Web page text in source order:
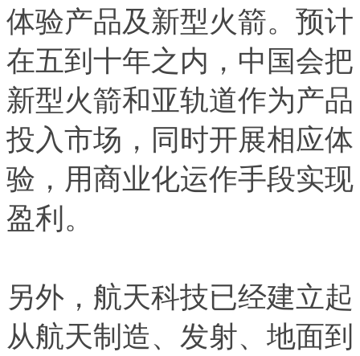
体验产品及新型火箭。预计
在五到十年之内，中国会把
新型火箭和亚轨道作为产品
投入市场，同时开展相应体
验，用商业化运作手段实现
盈利。
另外，航天科技已经建立起
从航天制造、发射、地面到